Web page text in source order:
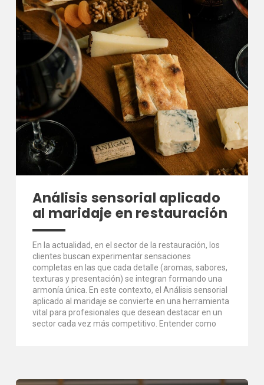
Análisis sensorial aplicado
al maridaje en restauración
En la actualidad, en el sector de la restauración, los
clientes buscan experimentar sensaciones
completas en las que cada detalle (aromas, sabores,
texturas y presentación) se integran formando una
armonía única. En este contexto, el Análisis sensorial
aplicado al maridaje se convierte en una herramienta
vital para profesionales que desean destacar en un
sector cada vez más competitivo. Entender como